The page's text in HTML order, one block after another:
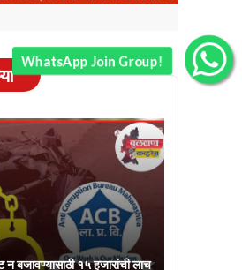
बजावण्यासाठी १५ हजारांची लाच
WhatsApp Join Group!